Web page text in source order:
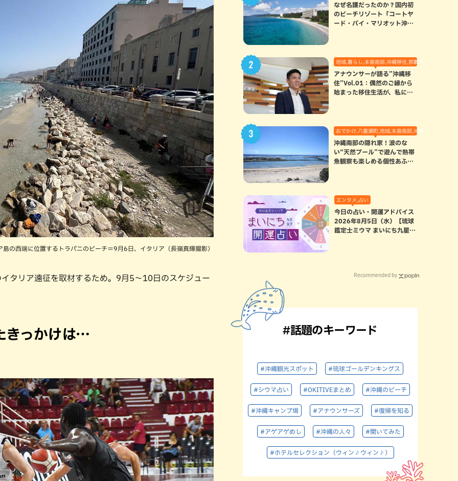
島の西端に位置するトラパニのビーチ＝9月6日、イタリア（長嶺真輝撮影）
タリア遠征を取材するため。9月5〜10日のスケジュー
きっかけは…
なぜ名護だったのか？国内初
のビーチリゾート「コートヤ
ード・バイ・マリオット沖縄
地域,暮らし,本島南部,沖縄移住,那覇市
アナウンサーが語る”沖縄移
住”Vol.01：偶然のご縁から
始まった移住生活が、私にと
おでかけ,八重瀬町,地域,本島南部,沖縄の海,自然
沖縄南部の隠れ家！波のな
い“天然プール”で遊んで熱帯
魚観察も楽しめる個性あふれ
エンタメ,占い
今日の占い・開運アドバイス
2026年8月5日（水）【琉球
鑑定士ミウマ まいにち九星気
Recommended by
#話題のキーワード
#沖縄観光スポット #琉球ゴールデンキングス
#シウマ占い #OKITIVEまとめ #沖縄のビーチ
#沖縄キャンプ場 #アナウンサーズ #復帰を知る
#アゲアゲめし #沖縄の人々 #聞いてみた
#ホテルセレクション（ウィン♪ウィン♪）